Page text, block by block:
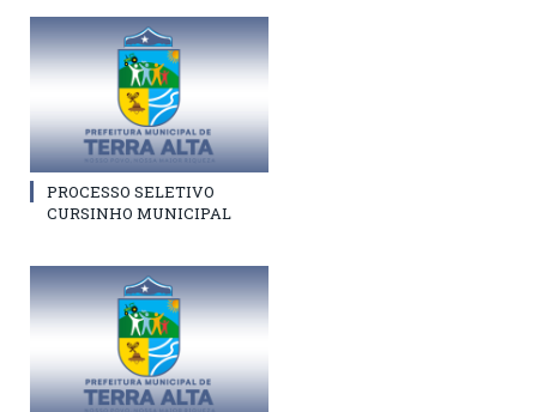
PROCESSO SELETIVO
CURSINHO MUNICIPAL